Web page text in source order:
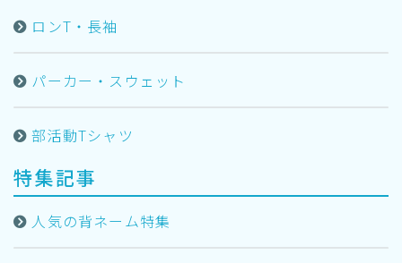
ロンT・長袖
パーカー・スウェット
部活動Tシャツ
特集記事
人気の背ネーム特集